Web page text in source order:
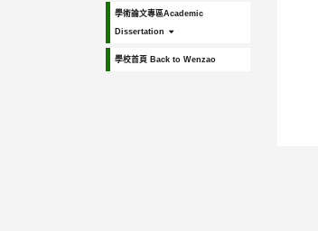
學術論文專區Academic
Dissertation
學校首頁 Back to Wenzao